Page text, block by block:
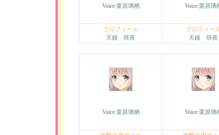
Voice:栗原璃栖 Voice:栗原璃
プロフィール
天鐘 咲夜
プロフィー
天鐘 咲夜
Voice:栗原璃栖 Voice:栗原璃